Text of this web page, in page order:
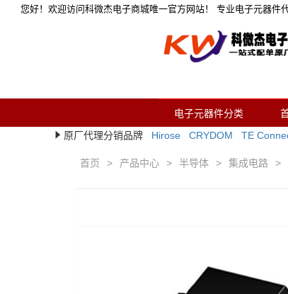
您好！欢迎访问科微杰电子商城唯一官方网站！ 专业电子元器件
电子元器件分类
原厂代理分销品牌
Hirose CRYDOM TE
首页 > 产品中心 > 半导体 > 集成电路 >